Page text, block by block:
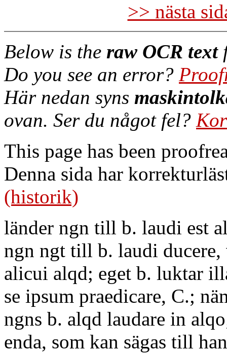
>> nästa
Below is the raw OCR text
Do you see an error?
Här nedan syns
ovan. Ser du något fel?
This page has been
Denna sida har
(historik)
länder ngn till b. laudi est
ngn ngt till b. laudi ducere,
alicui alqd; eget b. luktar
se ipsum praedicare, C.;
ngns b. alqd laudare in
enda, som kan sägas till